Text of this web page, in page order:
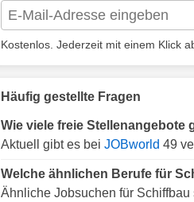
Kostenlos. Jederzeit mit einem Klick
Häufig gestellte Fragen
Wie viele freie Stellenangebote
Aktuell gibt es bei JOBworld 49
Welche ähnlichen Berufe für
Ähnliche Jobsuchen für Schiffbau